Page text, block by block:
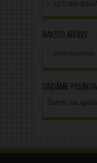
UZTURA
Rakstu arhīvs
Gaidāmie
Šobrīd nav